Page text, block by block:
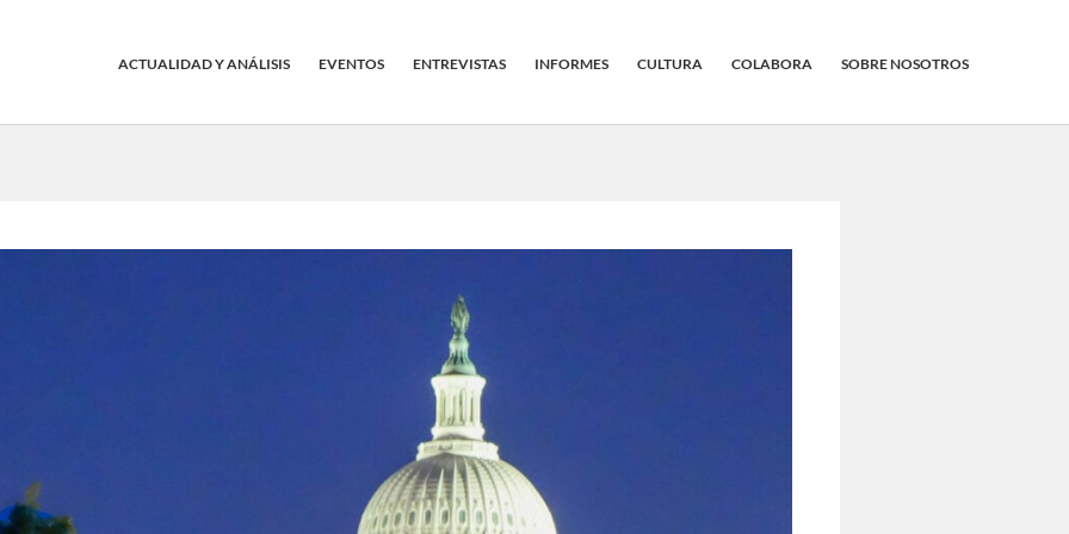
ACTUALIDAD Y ANÁLISIS EVENTOS ENTREVISTAS INFORMES CULTURA COLABORA SOBRE NOSOTROS